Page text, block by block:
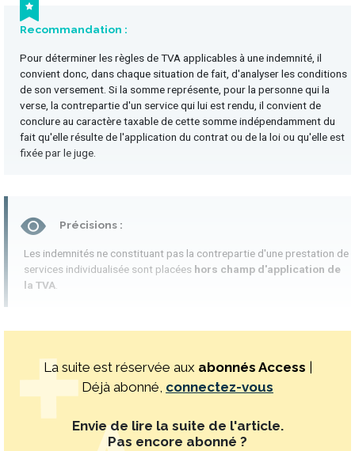
Recommandation :
Pour déterminer les règles de TVA applicables à une indemnité, il
convient donc, dans chaque situation de fait, d'analyser les conditions
de son versement. Si la somme représente, pour la personne qui la
verse, la contrepartie d'un service qui lui est rendu, il convient de
conclure au caractère taxable de cette somme indépendamment du
fait qu'elle résulte de l'application du contrat ou de la loi ou qu'elle est
fixée par le juge.
Précisions :
Les indemnités ne constituant pas la contrepartie d'une prestation de
services individualisée sont placées hors champ d'application de
la TVA.
La suite est réservée aux abonnés Access
Déjà abonné, connectez-vous
Envie de lire la suite de l'article.
Pas encore abonné ?